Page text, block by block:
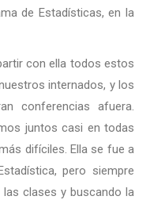
de Estadísticas, en la
con ella todos estos
internados, y los
conferencias afuera.
juntos casi en todas
difíciles. Ella se fue a
pero siempre
clases y buscando la